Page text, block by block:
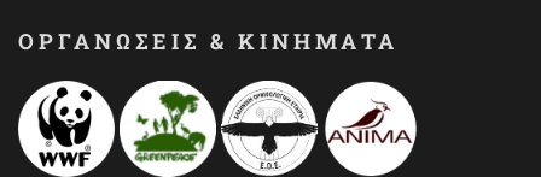
ΟΡΓΑΝΩΣΕΙΣ & ΚΙΝΗΜΑΤΑ